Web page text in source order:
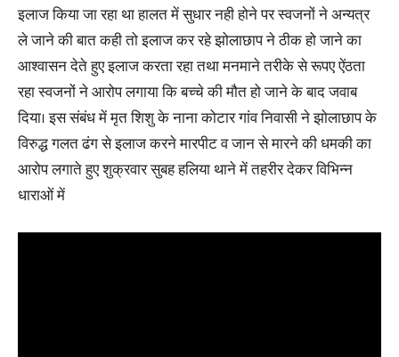
इलाज किया जा रहा था हालत में सुधार नही होने पर स्वजनों ने अन्यत्र
ले जाने की बात कही तो इलाज कर रहे झोलाछाप ने ठीक हो जाने का
आश्वासन देते हुए इलाज करता रहा तथा मनमाने तरीके से रूपए ऐंठता
रहा स्वजनों ने आरोप लगाया कि बच्चे की मौत हो जाने के बाद जवाब
दिया। इस संबंध में मृत शिशु के नाना कोटार गांव निवासी ने झोलाछाप के
विरुद्ध गलत ढंग से इलाज करने मारपीट व जान से मारने की धमकी का
आरोप लगाते हुए शुक्रवार सुबह हलिया थाने में तहरीर देकर विभिन्न
धाराओं में